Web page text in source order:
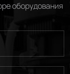
оборудования